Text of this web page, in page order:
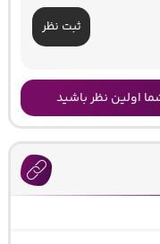
ثبت نظر
اولین نظر باشید